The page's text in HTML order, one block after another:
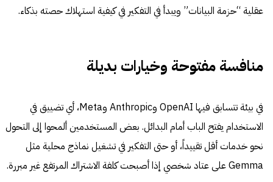
عقلية “حزمة البيانات” ويبدأ في التفكير في كيفية استهلاك حصته بذكاء.
منافسة مفتوحة وخيارات بديلة
في بيئة تتسابق فيها OpenAI وAnthropic وMeta، أي تضييق في
الاستخدام يفتح الباب أمام البدائل. بعض المستخدمين ألمحوا إلى التحول
نحو خدمات أقل تقييداً، أو حتى التفكير في تشغيل نماذج محلية مثل
Gemma على عتاد شخصي إذا أصبحت كلفة الاشتراك المرتفع غير مبررة.